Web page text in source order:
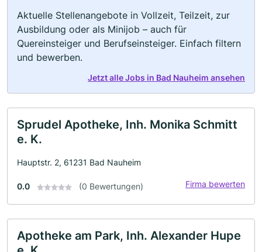
Aktuelle Stellenangebote in Vollzeit, Teilzeit, zur
Ausbildung oder als Minijob – auch für
Quereinsteiger und Berufseinsteiger. Einfach filtern
und bewerben.
Jetzt alle Jobs in Bad Nauheim ansehen
Sprudel Apotheke, Inh. Monika Schmitt
e. K.
Hauptstr. 2, 61231 Bad Nauheim
0.0 (0 Bewertungen) Firma bewerten
Apotheke am Park, Inh. Alexander Hupe